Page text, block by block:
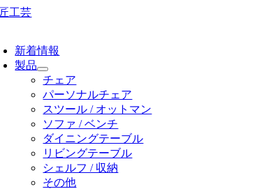
Skip
新着情報
製品
チェア
パーソナルチェア
スツール / オットマン
ソファ / ベンチ
ダイニングテーブル
リビングテーブル
シェルフ / 収納
その他